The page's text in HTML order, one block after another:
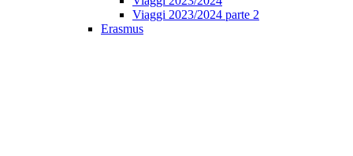
Viaggi 2023/2024 parte 2
Erasmus